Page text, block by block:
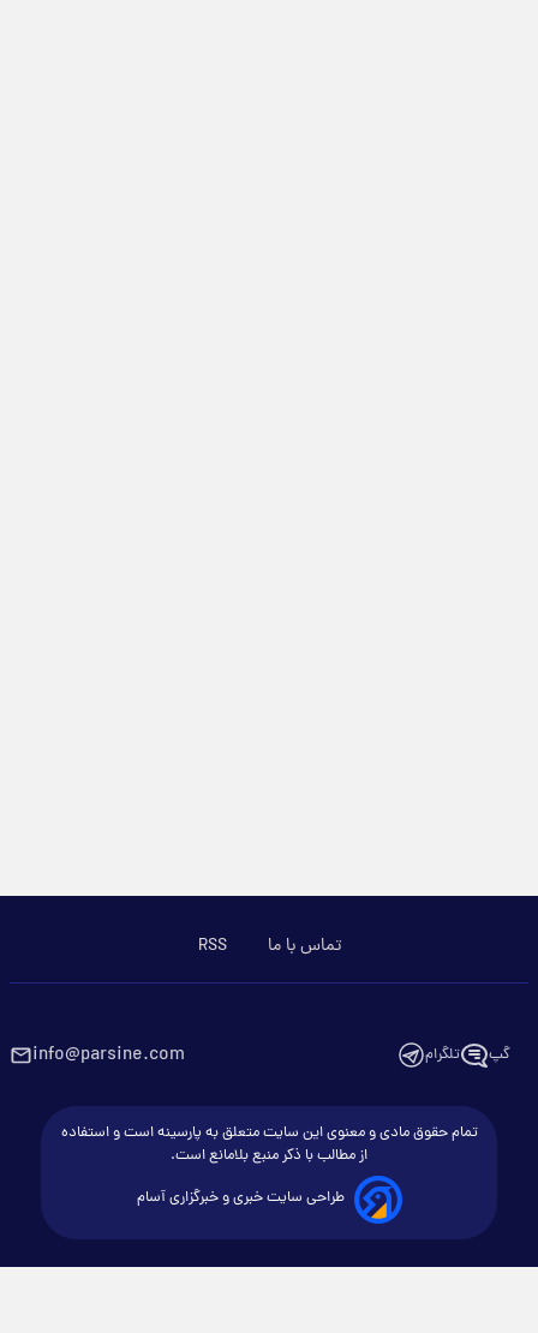
تماس با ما RSS
گپ تلگرام info@parsine.com
تمام حقوق مادی و معنوی این سایت متعلق به پارسینه است و استفاده
از مطالب با ذکر منبع بلامانع است.
طراحی سایت خبری و خبرگزاری آسام